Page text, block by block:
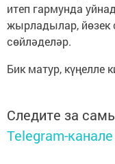
итеп гармунда
жырладылар, йөзек
сөйләделәр.
Бик матур, күңелле
Следите за
Telegram-канале